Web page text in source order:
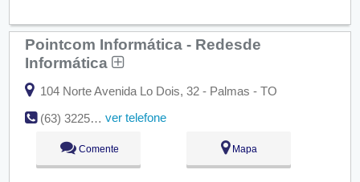
Pointcom Informática - Redesde
Informática
104 Norte Avenida Lo Dois, 32 - Palmas - TO
(63) 3225-8844
ver telefone
Comente Mapa